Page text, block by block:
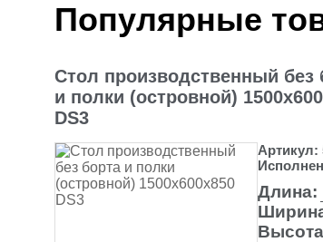
Популярные
Стол производственный без
и полки (островной)
DS3
Артикул:
Длина: